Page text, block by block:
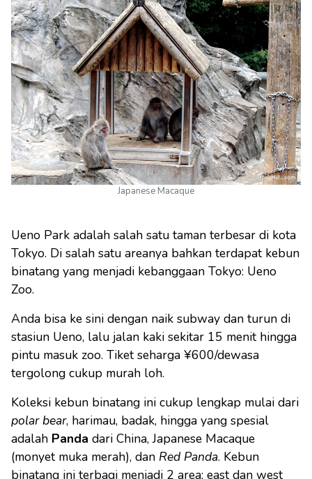
Japanese Macaque
Ueno Park adalah salah satu taman terbesar di kota
Tokyo. Di salah satu areanya bahkan terdapat kebun
binatang yang menjadi kebanggaan Tokyo: Ueno
Zoo.
Anda bisa ke sini dengan naik subway dan turun di
stasiun Ueno, lalu jalan kaki sekitar 15 menit hingga
pintu masuk zoo. Tiket seharga ¥600/dewasa
tergolong cukup murah loh.
Koleksi kebun binatang ini cukup lengkap mulai dari
polar bear, harimau, badak, hingga yang spesial
adalah Panda dari China, Japanese Macaque
(monyet muka merah), dan Red Panda. Kebun
binatang ini terbagi menjadi 2 area: east dan west